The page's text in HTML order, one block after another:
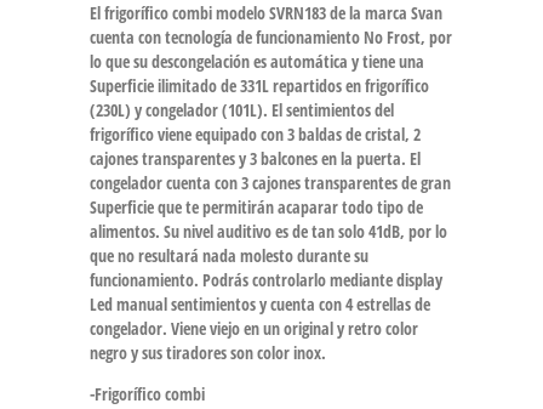
El frigorífico combi modelo SVRN183 de la marca Svan
cuenta con tecnología de funcionamiento No Frost, por
lo que su descongelación es automática y tiene una
Superficie ilimitado de 331L repartidos en frigorífico
(230L) y congelador (101L). El sentimientos del
frigorífico viene equipado con 3 baldas de cristal, 2
cajones transparentes y 3 balcones en la puerta. El
congelador cuenta con 3 cajones transparentes de gran
Superficie que te permitirán acaparar todo tipo de
alimentos. Su nivel auditivo es de tan solo 41dB, por lo
que no resultará nada molesto durante su
funcionamiento. Podrás controlarlo mediante display
Led manual sentimientos y cuenta con 4 estrellas de
congelador. Viene viejo en un original y retro color
negro y sus tiradores son color inox.
-Frigorífico combi